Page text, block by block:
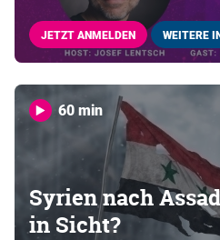
JETZT ANMELDEN WEITERE
60 min
Syrien nach
in Sicht?